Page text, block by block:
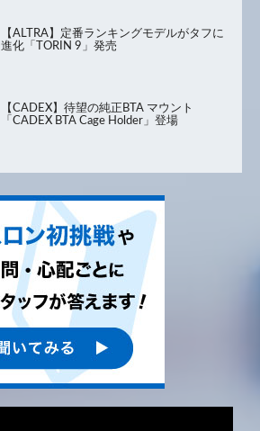
【ALTRA】定番ランキングモデルがタフに
進化「TORIN 9」発売
【CADEX】待望の純正BTA マウント
「CADEX BTA Cage Holder」登場